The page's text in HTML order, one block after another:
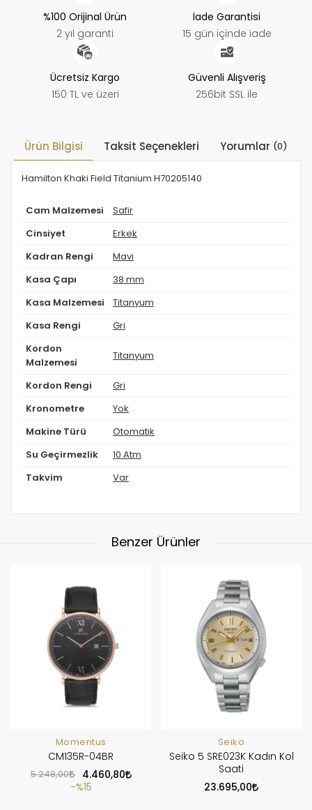
%100 Orijinal Ürün
2 yıl garanti
İade Garantisi
15 gün içinde iade
Ücretsiz Kargo
150 TL ve üzeri
Güvenli Alışveriş
256bit SSL ile
Ürün Bilgisi Taksit Seçenekleri Yorumlar (0)
Hamilton Khaki Field Titanium H70205140
Cam Malzemesi Safir
Cinsiyet Erkek
Kadran Rengi Mavi
Kasa Çapı 38 mm
Kasa Malzemesi Titanyum
Kasa Rengi Gri
Kordon
Malzemesi
Titanyum
Kordon Rengi Gri
Kronometre Yok
Makine Türü Otomatik
Su Geçirmezlik 10 Atm
Takvim Var
Benzer Ürünler
Momentus
CM135R-04BR
5.248,00
4.460,80
%15
Seiko
Seiko 5 SRE023K Kadın Kol
Saati
23.695,00